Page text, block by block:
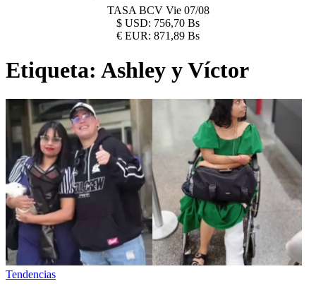
TASA BCV Vie 07/08
$ USD: 756,70 Bs
€ EUR: 871,89 Bs
Etiqueta: Ashley y Víctor
Tendencias